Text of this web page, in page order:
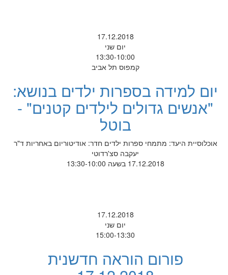
17.12.2018
יום שני
13:30-10:00
קמפוס תל אביב
יום למידה בספרות ילדים בנושא:
"אנשים גדולים לילדים קטנים" -
בוטל
אוכלוסיית היעד: מתמחי ספרות ילדים חדר: אודיטוריום באחריות ד"ר
יעקבה סצ'רדוטי
17.12.2018 בשעה 13:30-10:00
17.12.2018
יום שני
15:00-13:30
פורום הוראה חדשנית